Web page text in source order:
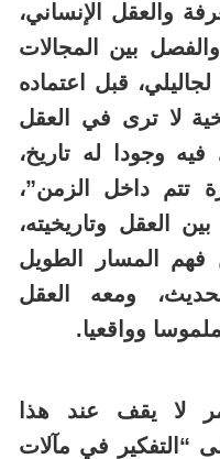
والعقل الإنساني،
بين المجالات
قبل اعتماده
لا ترى في العقل
وجودا له تاريخ،
تتم داخل الزمن”،
العقل وتاريخيته،
فهم المسار الطويل
ومعه العقل
وواقعيا.
لا يقف عند هذا
“التفكير في مآلات